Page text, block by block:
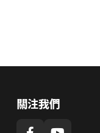
關注我們